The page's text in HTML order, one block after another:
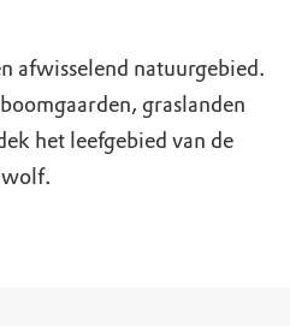
afwisselend natuurgebied.
graslanden
het leefgebied van de